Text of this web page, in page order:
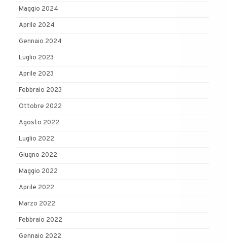
Maggio 2024
Aprile 2024
Gennaio 2024
Luglio 2023
Aprile 2023
Febbraio 2023
Ottobre 2022
Agosto 2022
Luglio 2022
Giugno 2022
Maggio 2022
Aprile 2022
Marzo 2022
Febbraio 2022
Gennaio 2022